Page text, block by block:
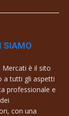
SIAMO
Mercati è il sito
a tutti gli aspetti
professionale e
con una